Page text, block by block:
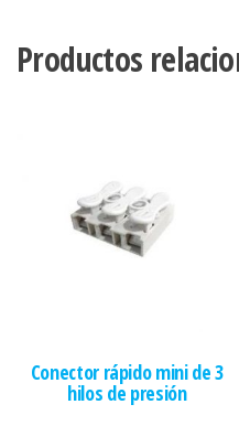
Productos
Conector rápido mini de 3
hilos de presión